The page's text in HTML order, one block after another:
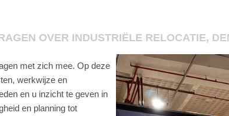
OVER INDUSTRIËLE RELOCATIE,
met zich mee. Op deze
werkwijze en
en u inzicht te geven in
en planning tot